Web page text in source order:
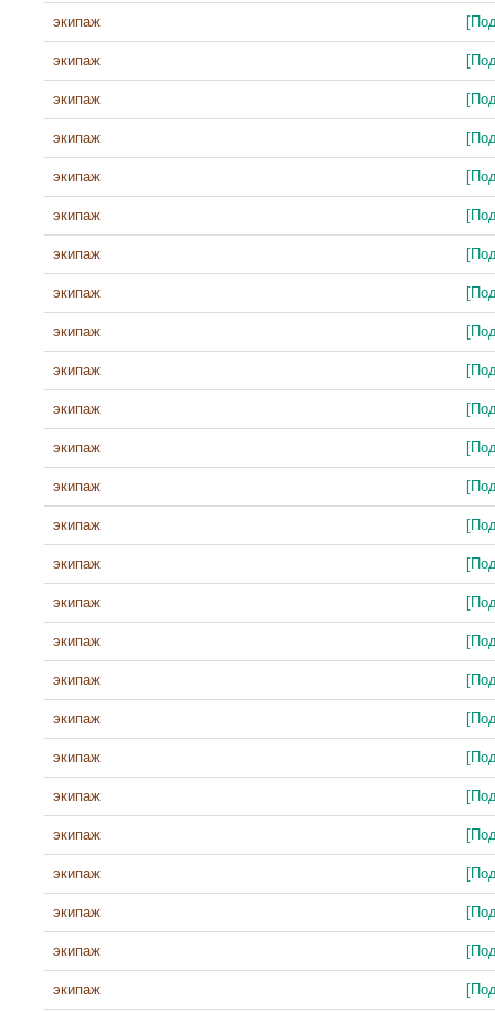
экипаж
экипаж
экипаж
экипаж
экипаж
экипаж
экипаж
экипаж
экипаж
экипаж
экипаж
экипаж
экипаж
экипаж
экипаж
экипаж
экипаж
экипаж
экипаж
экипаж
экипаж
экипаж
экипаж
экипаж
экипаж
экипаж